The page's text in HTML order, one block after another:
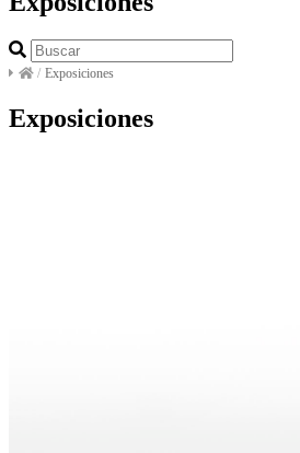
/ Exposiciones
Exposiciones